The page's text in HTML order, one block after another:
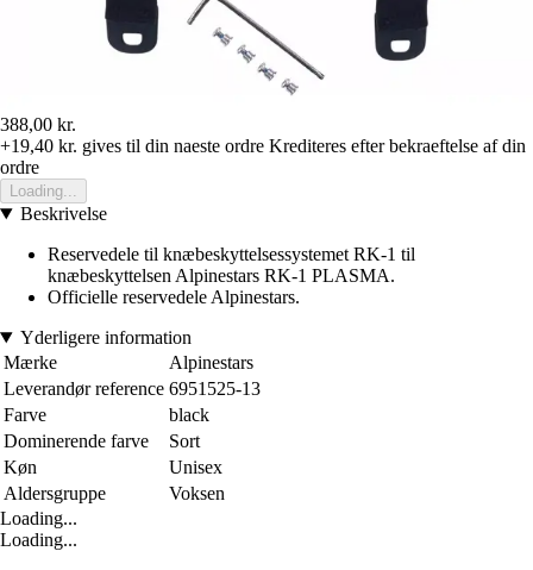
388,00 kr.
+19,40 kr. gives til din naeste ordre Krediteres efter bekraeftelse af din
ordre
Loading...
Beskrivelse
Reservedele til knæbeskyttelsessystemet RK-1 til
knæbeskyttelsen Alpinestars RK-1 PLASMA.
Officielle reservedele Alpinestars.
Yderligere information
Mærke
Alpinestars
Leverandør reference 6951525-13
Farve
black
Dominerende farve
Sort
Køn
Unisex
Aldersgruppe
Voksen
Loading...
Loading...